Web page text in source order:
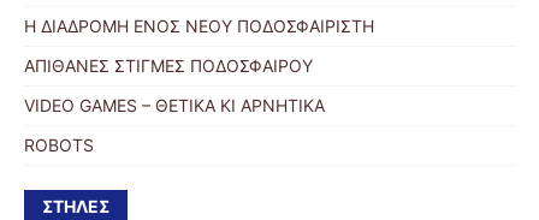
Η ΔΙΑΔΡΟΜΗ ΕΝΟΣ ΝΕΟΥ ΠΟΔΟΣΦΑΙΡΙΣΤΗ
ΑΠΙΘΑΝΕΣ ΣΤΙΓΜΕΣ ΠΟΔΟΣΦΑΙΡΟΥ
VIDEO GAMES – ΘΕΤΙΚΑ ΚΙ ΑΡΝΗΤΙΚΑ
ROBOTS
ΣΤΉΛΕΣ